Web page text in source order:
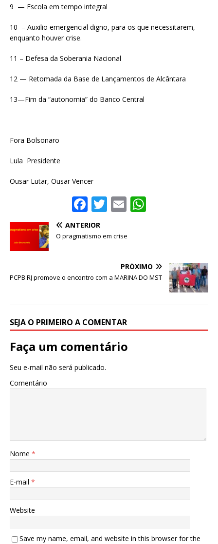
9 — Escola em tempo integral
10 – Auxilio emergencial digno, para os que necessitarem,
enquanto houver crise.
11 – Defesa da Soberania Nacional
12 — Retomada da Base de Lançamentos de Alcântara
13—Fim da “autonomia” do Banco Central
Fora Bolsonaro
Lula Presidente
Ousar Lutar, Ousar Vencer
F
a
c
o
T
it
E
A
p
ANTERIOR
O pragmatismo em crise
PRÓXIMO
PCPB RJ promove o encontro com a MARINA DO MST
SEJA O PRIMEIRO A COMENTAR
Faça um comentário
Seu e-mail não será publicado.
Comentário
Nome *
E-mail *
Website
Save my name, email, and website in this browser for the